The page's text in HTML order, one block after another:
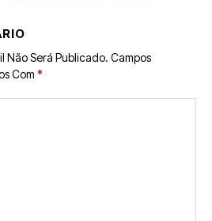
Não Será Publicado. Campos
Com *